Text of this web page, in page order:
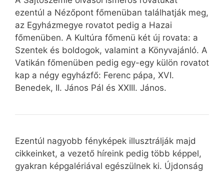
ezentúl a Nézőpont főmenüban találhatják meg,
az Egyházmegye rovatot pedig a Hazai
főmenüben. A Kultúra főmenü két új rovata: a
Szentek és boldogok, valamint a Könyvajánló. A
Vatikán főmenüben pedig egy-egy külön rovatot
kap a négy egyházfő: Ferenc pápa, XVI.
Benedek, II. János Pál és XXIII. János.
Ezentúl nagyobb fényképek illusztrálják majd
cikkeinket, a vezető híreink pedig több képpel,
gyakran képgalériával egészülnek ki. Újdonság